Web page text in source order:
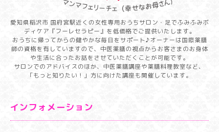
愛知県稲沢市 国府宮駅近くの女性専用おうちサロン・足でふみふみボ
ディケア『フーレセラピー』を低価格でご提供いたします。
おうちに帰ってからの健やかな毎日をサポート♪オーナーは国際薬膳
師の資格を有していますので、中医薬膳の視点からお客さまのお身体
や生活に合ったお話をさせていただくことが可能です。
サロンでのアドバイスのほか、中医薬膳講座や薬膳料理教室など、
「もっと知りたい！」方に向けた講座も開催しています。
インフォメーション